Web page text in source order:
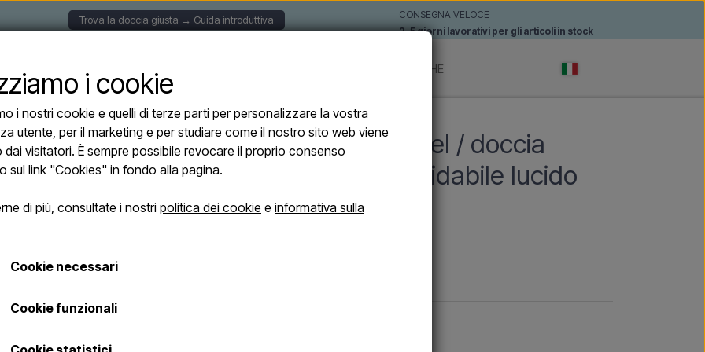
Trova la doccia giusta → Guida introduttiva
CONSEGNA VELOCE
2-5 giorni lavorativi per gli articoli in stock
MARCHE
da giardino Excel / doccia esterna – acciaio inossidabile lucido
Doccia da giardino Excel / doccia
esterna – acciaio inossidabile lucido
€ 149,95
i cookie
i nostri cookie e quelli di terze parti per personalizzare la vostra
utente, per il marketing e per studiare come il nostro sito web viene
dai visitatori. È sempre possibile revocare il proprio consenso
sul link "Cookies" in fondo alla pagina.
di più, consultate i nostri politica dei cookie e informativa sulla
Cookie necessari
Cookie funzionali